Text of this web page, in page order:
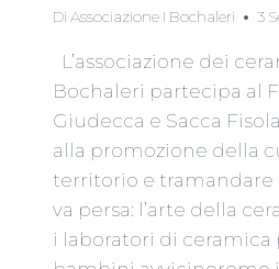
Di Associazione I Bochaleri 3
L’associazione dei
Bochaleri partecipa al
Giudecca e Sacca
alla promozione della
territorio e tramandare
va persa: l’arte della
i laboratori di ceramica